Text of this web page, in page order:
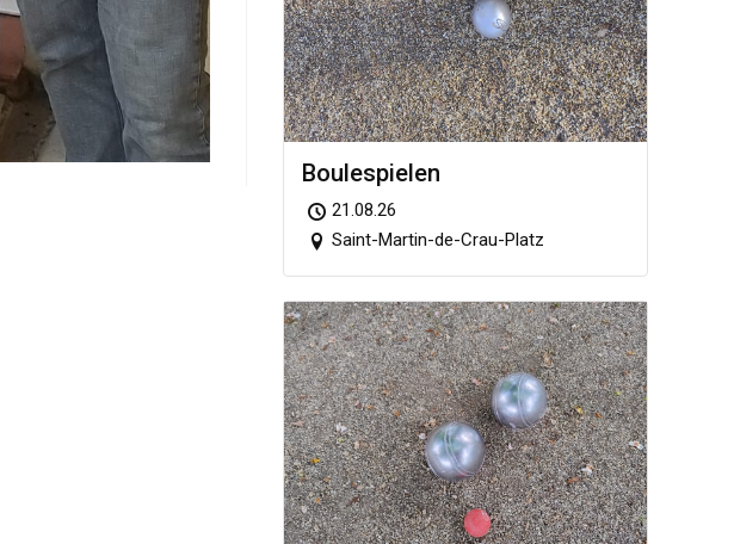
Boule­spie­len
21.08.26
Saint-Martin-de-Crau-Platz